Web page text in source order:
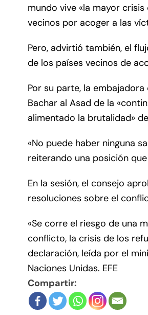
mundo vive «la mayor
vecinos por acoger a las
Pero, advirtió también, el
de los países vecinos de
Por su parte, la
Bachar al Asad de la
alimentado la brutalidad»
«No puede haber ninguna
reiterando una posición
En la sesión, el consejo
resoluciones sobre el
«Se corre el riesgo de una
conflicto, la crisis de los
declaración, leída por el
Naciones Unidas. EFE
Compartir: